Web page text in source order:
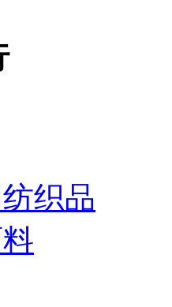
织品